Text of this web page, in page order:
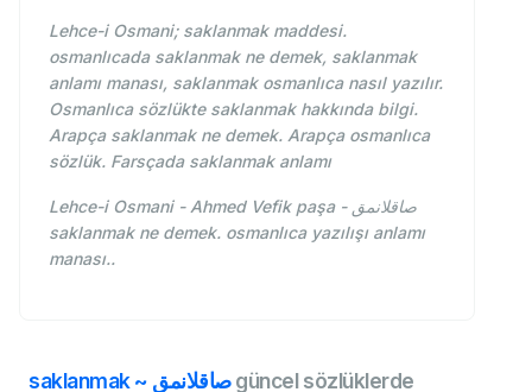
Lehce-i Osmani; saklanmak maddesi.
osmanlıcada saklanmak ne demek, saklanmak
anlamı manası, saklanmak osmanlıca nasıl yazılır.
Osmanlıca sözlükte saklanmak hakkında bilgi.
Arapça saklanmak ne demek. Arapça osmanlıca
sözlük. Farsçada saklanmak anlamı
Lehce-i Osmani - Ahmed Vefik paşa - صاقلانمق
saklanmak ne demek. osmanlıca yazılışı anlamı
manası..
saklanmak ~ صاقلانمقgüncel sözlüklerde